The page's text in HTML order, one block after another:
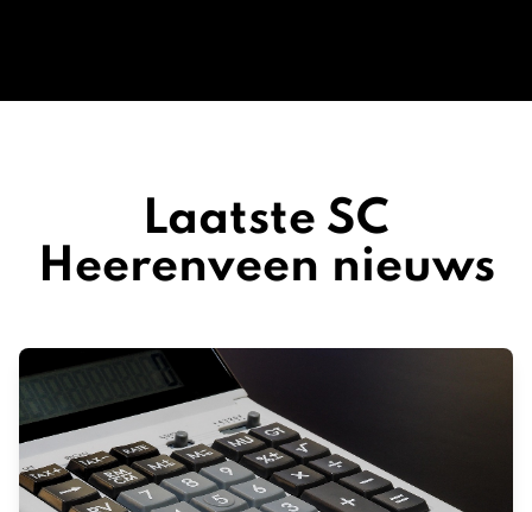
Laatste SC
Heerenveen nieuws